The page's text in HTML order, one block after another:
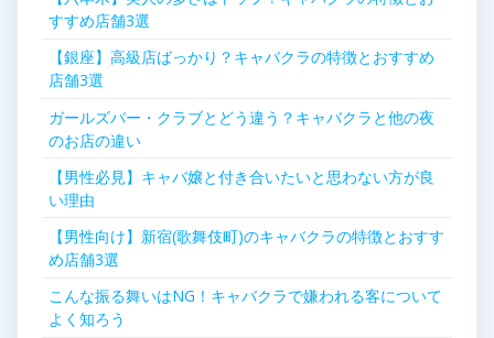
すすめ店舗3選
【銀座】高級店ばっかり？キャバクラの特徴とおすすめ
店舗3選
ガールズバー・クラブとどう違う？キャバクラと他の夜
のお店の違い
【男性必見】キャバ嬢と付き合いたいと思わない方が良
い理由
【男性向け】新宿(歌舞伎町)のキャバクラの特徴とおすす
め店舗3選
こんな振る舞いはNG！キャバクラで嫌われる客について
よく知ろう